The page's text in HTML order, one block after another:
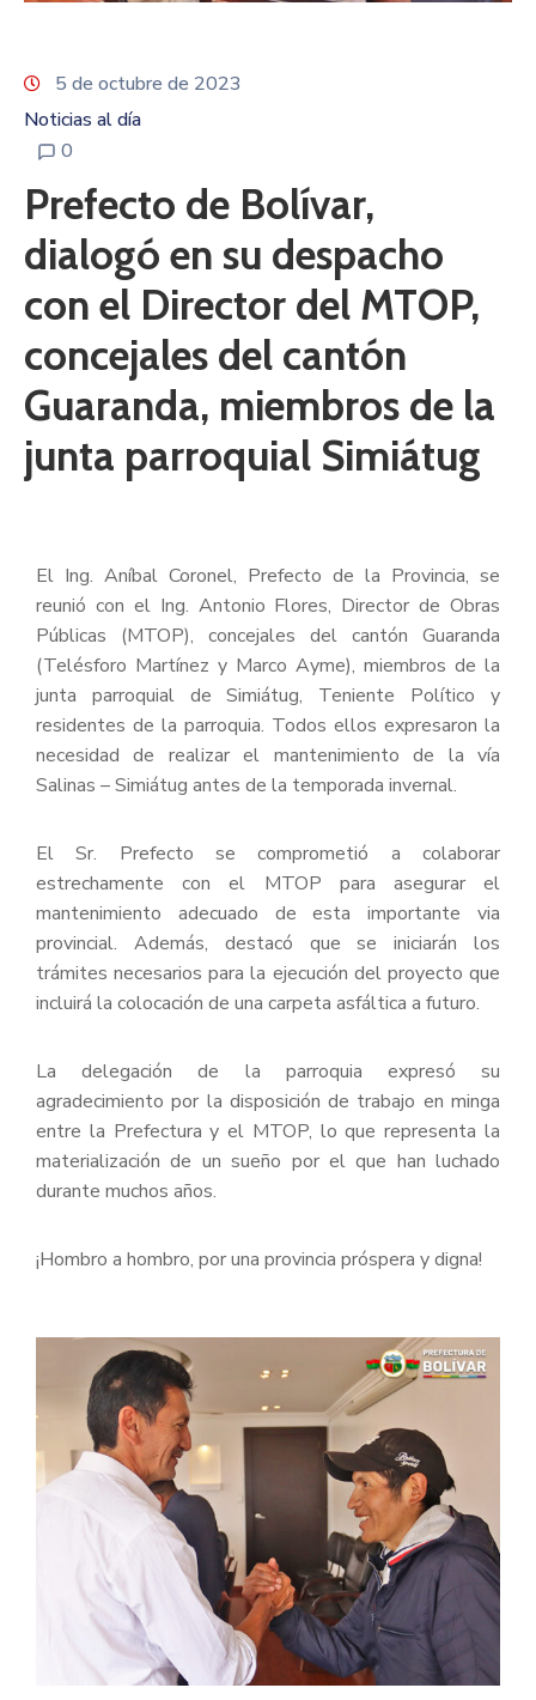
5 de octubre de 2023
Noticias al día
0
Prefecto de Bolívar,
dialogó en su despacho
con el Director del MTOP,
concejales del cantón
Guaranda, miembros de la
junta parroquial Simiátug
El Ing. Aníbal Coronel, Prefecto de la Provincia, se
reunió con el Ing. Antonio Flores, Director de Obras
Públicas (MTOP), concejales del cantón Guaranda
(Telésforo Martínez y Marco Ayme), miembros de la
junta parroquial de Simiátug, Teniente Político y
residentes de la parroquia. Todos ellos expresaron la
necesidad de realizar el mantenimiento de la vía
Salinas – Simiátug antes de la temporada invernal.
El Sr. Prefecto se comprometió a colaborar
estrechamente con el MTOP para asegurar el
mantenimiento adecuado de esta importante via
provincial. Además, destacó que se iniciarán los
trámites necesarios para la ejecución del proyecto que
incluirá la colocación de una carpeta asfáltica a futuro.
La delegación de la parroquia expresó su
agradecimiento por la disposición de trabajo en minga
entre la Prefectura y el MTOP, lo que representa la
materialización de un sueño por el que han luchado
durante muchos años.
¡Hombro a hombro, por una provincia próspera y digna!